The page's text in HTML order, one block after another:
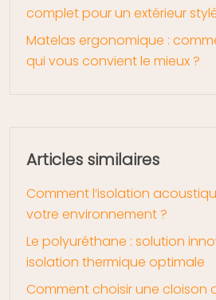
complet pour un extérieur
Matelas ergonomique :
qui vous convient le mieux ?
Articles similaires
Comment l’isolation
votre environnement ?
Le polyuréthane : solution
isolation thermique optimale
Comment choisir une cloison